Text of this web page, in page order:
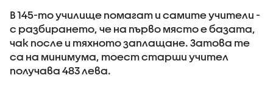
В 145-то училище помагат и самите учители -
с разбирането, че на първо място е базата,
чак после и тяхното заплащане. Затова те
са на минимума, тоест старши учител
получава 483 лева.